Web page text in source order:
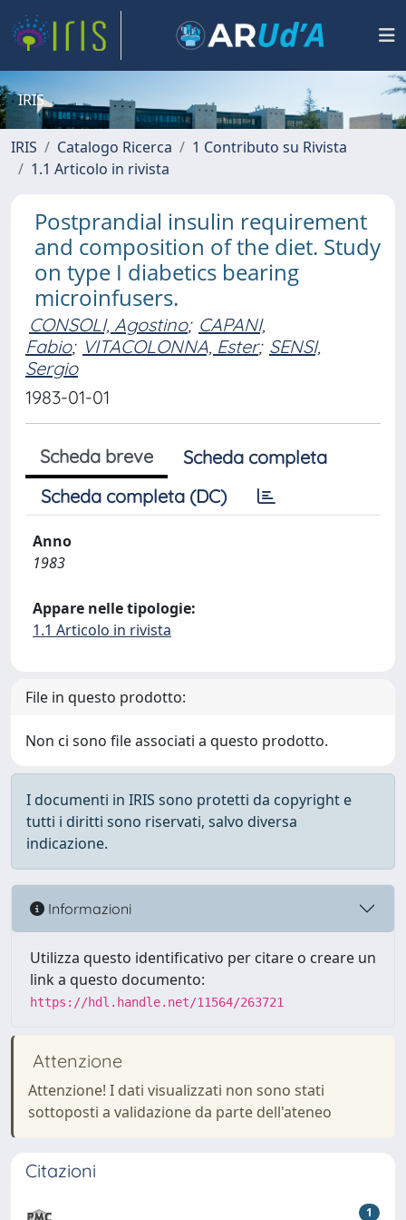
IRIS
IRIS Catalogo Ricerca
1 Contributo su Rivista
1.1 Articolo in rivista
Postprandial insulin requirement
and composition of the diet. Study
on type I diabetics bearing
microinfusers.
CONSOLI, Agostino; CAPANI,
Fabio; VITACOLONNA, Ester; SENSI,
Sergio
1983-01-01
Scheda breve
Scheda completa
Scheda completa (DC)
Anno
1983
Appare nelle tipologie:
1.1 Articolo in rivista
File in questo prodotto:
Non ci sono file associati a questo prodotto.
I documenti in IRIS sono protetti da copyright e
tutti i diritti sono riservati, salvo diversa
indicazione.
Informazioni
Utilizza questo identificativo per citare o creare un
link a questo documento:
https://hdl.handle.net/11564/263721
Attenzione
Attenzione! I dati visualizzati non sono stati
sottoposti a validazione da parte dell'ateneo
Citazioni
1